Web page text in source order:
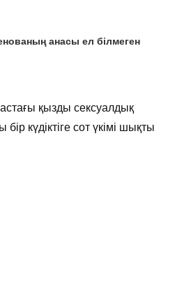
анасы ел білмеген